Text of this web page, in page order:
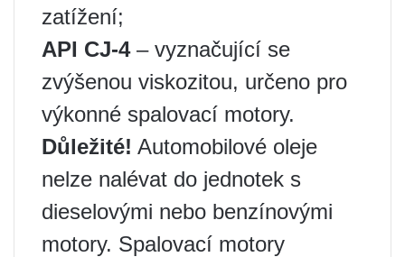
zatížení;
API CJ-4– vyznačující se
zvýšenou viskozitou, určeno pro
výkonné spalovací motory.
Důležité! Automobilové oleje
nelze nalévat do jednotek s
dieselovými nebo benzínovými
motory. Spalovací motory